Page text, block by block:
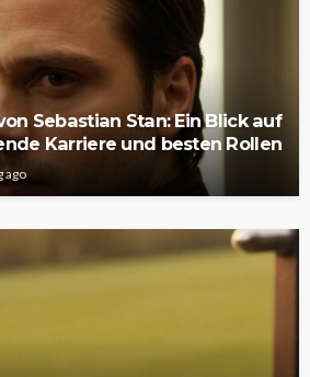
Sebastian Stan: Ein Blick auf
Karriere und besten Rollen
ago